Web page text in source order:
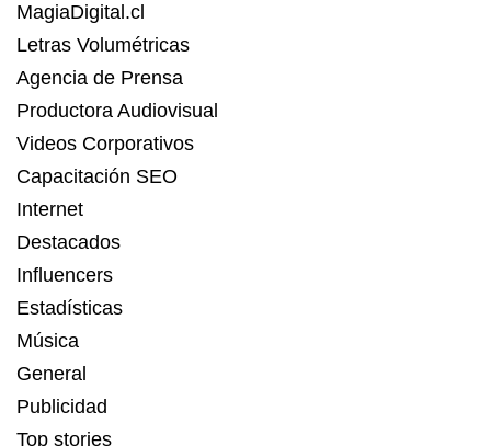
MagiaDigital.cl
Letras Volumétricas
Agencia de Prensa
Productora Audiovisual
Videos Corporativos
Capacitación SEO
Internet
Destacados
Influencers
Estadísticas
Música
General
Publicidad
Top stories